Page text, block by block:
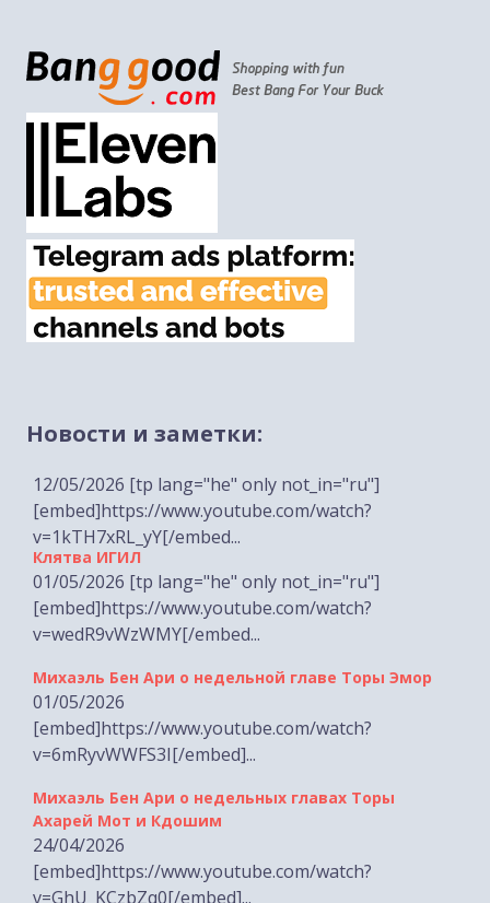
Новости и заметки:
12/05/2026 [tp lang="he" only not_in="ru"]
v=1kTH7xRL_yY[/embed...
Клятва ИГИЛ
01/05/2026 [tp lang="he" only not_in="ru"]
[embed]https://www.youtube.com/watch?
v=wedR9vWzWMY[/embed...
Михаэль Бен Ари о недельной главе Торы Эмор
[embed]https://www.youtube.com/watch?
v=6mRyvWWFS3I[/embed]...
Михаэль Бен Ари о недельных главах Торы
Ахарей Мот и Кдошим
24/04/2026
[embed]https://www.youtube.com/watch?
v=GhU_KCzbZq0[/embed]...
Лимор Сон Хар-Мелех о принятом по её
инициативе законе о смертной казни для